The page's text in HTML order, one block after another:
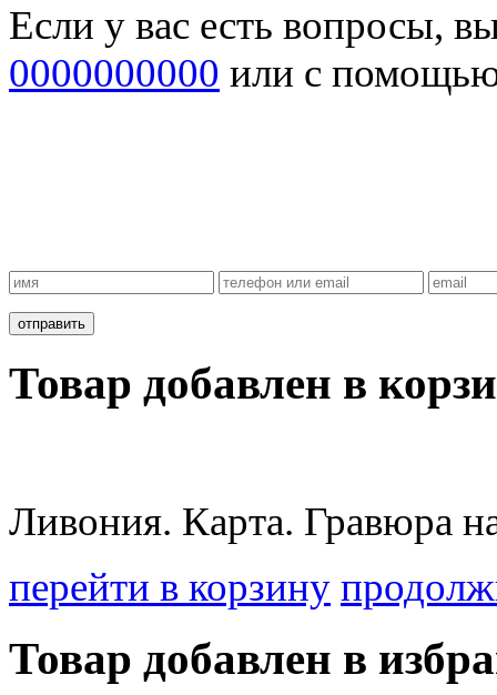
Если у вас есть вопросы,
0000000000 или с
Товар добавлен в
Ливония. Карта. Гравюра
перейти в корзину
Товар добавлен в